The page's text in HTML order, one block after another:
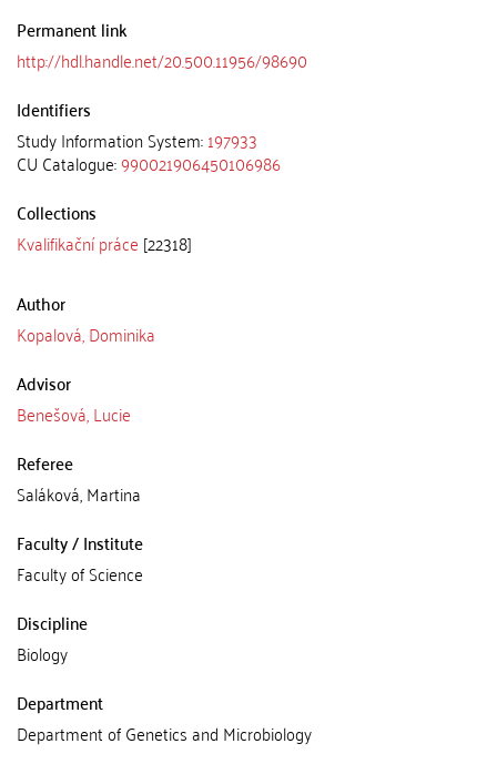
Permanent link
http://hdl.handle.net/20.500.11956/98690
Identifiers
Study Information System:197933
CU Catalogue:990021906450106986
Collections
Kvalifikační práce [22318]
Author
Kopalová, Dominika
Advisor
Benešová, Lucie
Referee
Saláková, Martina
Faculty / Institute
Faculty of Science
Discipline
Biology
Department
Department of Genetics and Microbiology